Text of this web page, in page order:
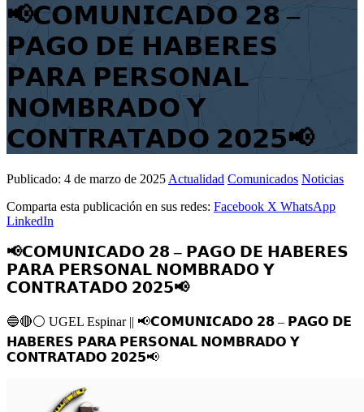
📢𝗖𝗢𝗠𝗨𝗡𝗜𝗖𝗔𝗗𝗢 𝟮𝟴 –
𝗣𝗔𝗚𝗢 𝗗𝗘 𝗛𝗔𝗕𝗘𝗥𝗘𝗦
𝗣𝗔𝗥𝗔 𝗣𝗘𝗥𝗦𝗢𝗡𝗔𝗟
𝗡𝗢𝗠𝗕𝗥𝗔𝗗𝗢 𝗬
𝗖𝗢𝗡𝗧𝗥𝗔𝗧𝗔𝗗𝗢 𝟮𝟬𝟮𝟱📢
Publicado: 4 de marzo de 2025 Actualidad Comunicados Noticias
Comparta esta publicación en sus redes: Facebook X WhatsApp
LinkedIn
📢𝗖𝗢𝗠𝗨𝗡𝗜𝗖𝗔𝗗𝗢 𝟮𝟴 – 𝗣𝗔𝗚𝗢 𝗗𝗘 𝗛𝗔𝗕𝗘𝗥𝗘𝗦
𝗣𝗔𝗥𝗔 𝗣𝗘𝗥𝗦𝗢𝗡𝗔𝗟 𝗡𝗢𝗠𝗕𝗥𝗔𝗗𝗢 𝗬
𝗖𝗢𝗡𝗧𝗥𝗔𝗧𝗔𝗗𝗢 𝟮𝟬𝟮𝟱📢
🔵🔴⚪️ UGEL Espinar || 📢𝗖𝗢𝗠𝗨𝗡𝗜𝗖𝗔𝗗𝗢 𝟮𝟴 – 𝗣𝗔𝗚𝗢 𝗗𝗘
𝗛𝗔𝗕𝗘𝗥𝗘𝗦 𝗣𝗔𝗥𝗔 𝗣𝗘𝗥𝗦𝗢𝗡𝗔𝗟 𝗡𝗢𝗠𝗕𝗥𝗔𝗗𝗢 𝗬
𝗖𝗢𝗡𝗧𝗥𝗔𝗧𝗔𝗗𝗢 𝟮𝟬𝟮𝟱📢